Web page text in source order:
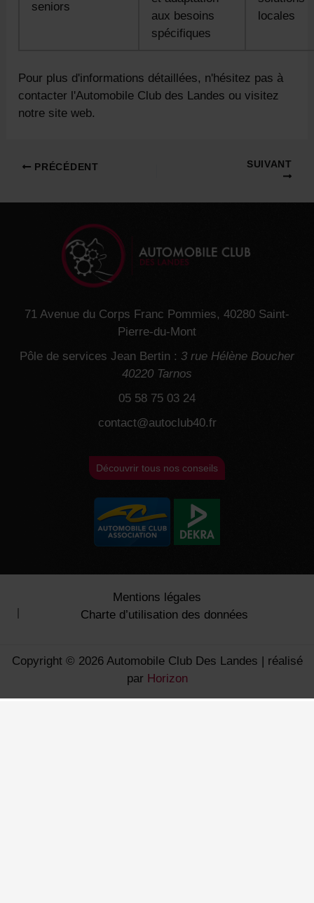
seniors
aux besoins
spécifiques
locales
Pour plus d'informations détaillées, n'hésitez pas à
contacter l'Automobile Club des Landes ou visitez
notre site web.
Navigation
articles
PRÉCÉDENT SUIVANT
71 Avenue du Corps Franc Pommies, 40280 Saint-
Pierre-du-Mont
Pôle de services Jean Bertin : 3 rue Hélène Boucher
40220 Tarnos
05 58 75 03 24
contact@autoclub40.fr
Découvrir tous nos conseils
Mentions légales
Charte d’utilisation des données
Copyright © 2026 Automobile Club Des Landes | réalisé
par Horizon